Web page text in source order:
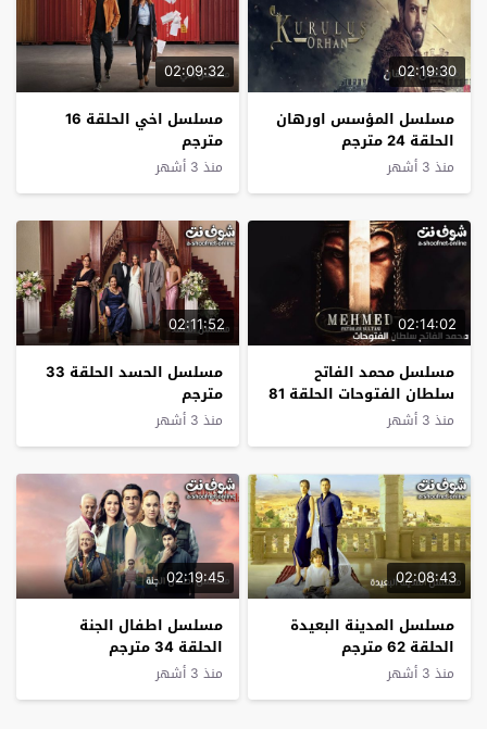
02:19:30
مسلسل المؤسس اورهان
الحلقة 24 مترجم
منذ 3 أشهر
02:09:32
مسلسل اخي الحلقة 16
مترجم
منذ 3 أشهر
02:14:02
مسلسل محمد الفاتح
سلطان الفتوحات الحلقة 81
مترجم
منذ 3 أشهر
02:11:52
مسلسل الحسد الحلقة 33
مترجم
منذ 3 أشهر
02:08:43
مسلسل المدينة البعيدة
الحلقة 62 مترجم
منذ 3 أشهر
02:19:45
مسلسل اطفال الجنة
الحلقة 34 مترجم
منذ 3 أشهر